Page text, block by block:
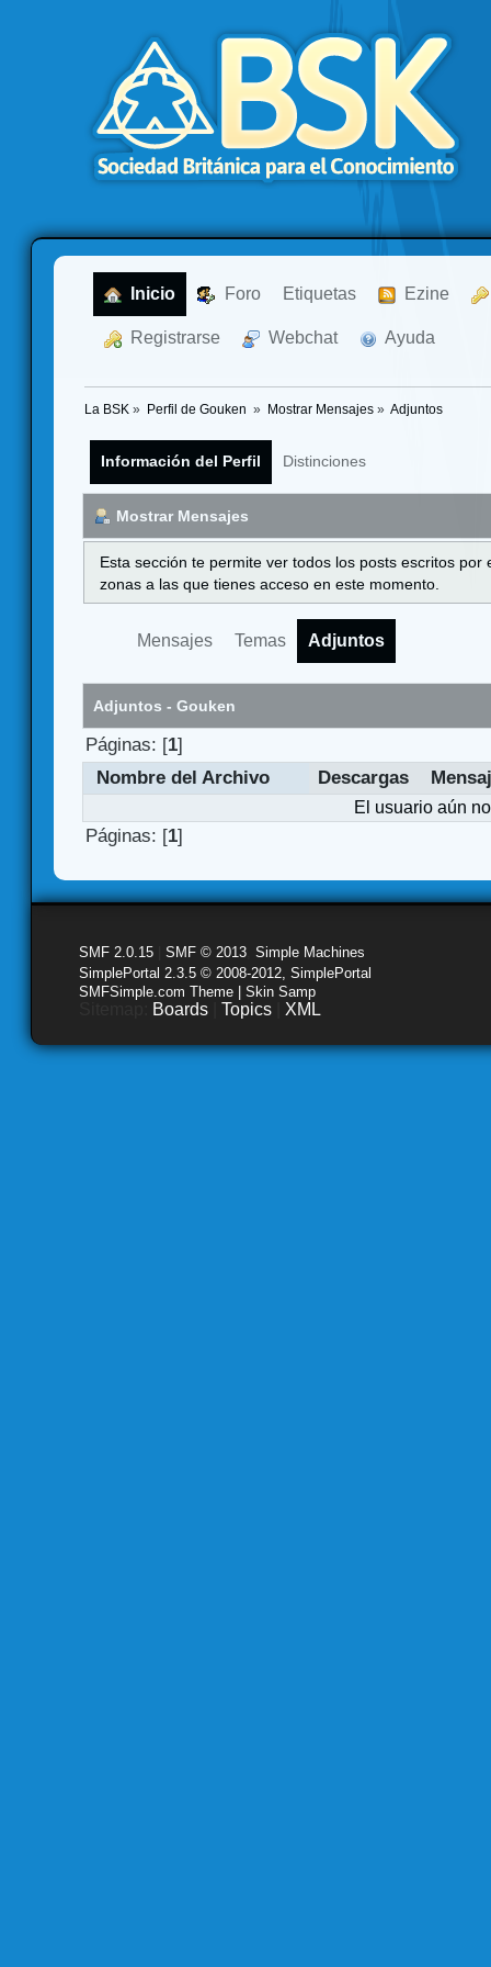
Inicio Foro Etiquetas Ezine
Registrarse Webchat Ayuda
La BSK » Perfil de Gouken » Mostrar Mensajes» Adjuntos
Información del Perfil Distinciones
Mostrar Mensajes
Esta sección te permite ver todos los posts escritos
zonas a las que tienes acceso en este momento.
Mensajes Temas Adjuntos
Adjuntos - Gouken
Páginas: [1]
Nombre del Archivo
Descargas
El usuario aún
Páginas: [1]
SMF 2.0.15 SMF © 2013 Simple Machines
SimplePortal 2.3.5 © 2008-2012, SimplePortal
SMFSimple.com Theme | Skin Samp
Boards Topics XML